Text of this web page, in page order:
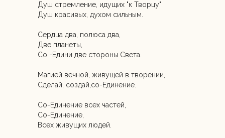
Душ стремление, идущих "к Творцу"
Душ красивых, духом сильным.
Сердца два, полюса два,
Две планеты,
Со -Едини две стороны Света.
Магией вечной, живущей в творении,
Сделай, создай,со-Единение.
Со-Единение всех частей,
Со-Единение,
Всех живущих людей.